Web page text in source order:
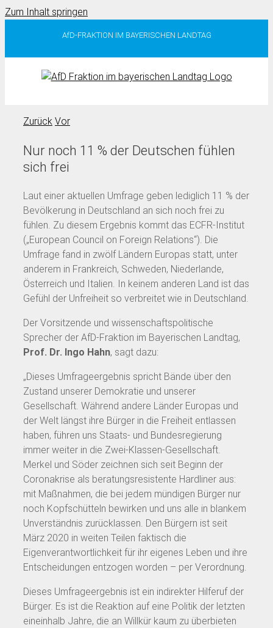
Zum Inhalt springen
AfD-FRAKTION IM BAYERISCHEN LANDTAG
Zurück Vor
Nur noch 11 % der Deutschen fühlen
sich frei
Laut einer aktuellen Umfrage geben lediglich 11 % der
Bevölkerung in Deutschland an sich noch frei zu
fühlen. Zu diesem Ergebnis kommt das ECFR-Institut
(„European Council on Foreign Relations“). Die
Umfrage fand in zwölf Ländern Europas statt, unter
anderem in Frankreich, Schweden, Niederlande,
Österreich und Italien. In keinem anderen Land ist das
Gefühl der Unfreiheit so verbreitet wie in Deutschland.
Der Vorsitzende und wissenschaftspolitische
Sprecher der AfD-Fraktion im Bayerischen Landtag,
Prof. Dr. Ingo Hahn, sagt dazu:
„Dieses Umfrageergebnis spricht Bände über den
Zustand unserer Demokratie und unserer
Gesellschaft. Während andere Länder Europas und
der Welt längst ihre Bürger in die Freiheit entlassen
haben, führen uns Staats- und Bundesregierung
immer weiter in die Zwei-Klassen-Gesellschaft.
Merkel und Söder zeichnen sich seit Beginn der
Coronakrise als beratungsresistente Hardliner aus:
mit Maßnahmen, die bei jedem mündigen Bürger nur
noch Kopfschütteln bewirken und uns alle in blankem
Unverständnis zurücklassen. Den Bürgern ist seit
März 2020 in weiten Teilen faktisch die
Eigenverantwortlichkeit für ihr eigenes Leben und ihre
Entscheidungen entzogen worden – per Verordnung.
Dieses Umfrageergebnis ist ein indirekter Hilferuf der
Bürger. Es ist die Reaktion auf eine Politik der letzten
eineinhalb Jahre, die an Willkür kaum zu überbieten